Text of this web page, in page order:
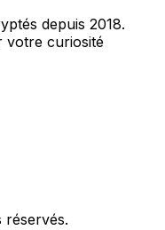
depuis 2018.
votre curiosité
réservés.